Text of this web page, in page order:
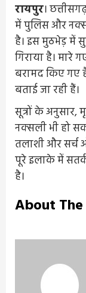
रायपुर।
में पुलिस और
है। इस मुठभेड़ में
गिराया है। मारे
बरामद किए गए
बताई जा रही हैं।
सूत्रों के
नक्सली भी हो
तलाशी और सर्च
पूरे इलाके में
है।
About